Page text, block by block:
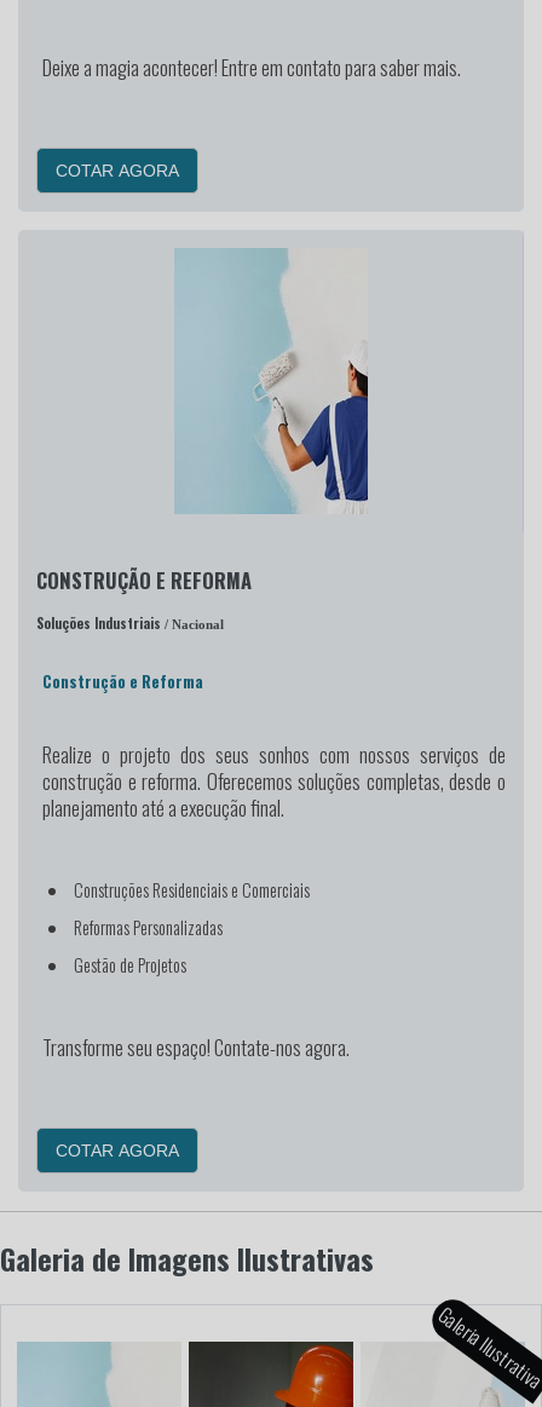
Deixe a magia acontecer! Entre em contato para saber mais.
COTAR AGORA
CONSTRUÇÃO E REFORMA
Soluções Industriais / Nacional
Construção e Reforma
Realize o projeto dos seus sonhos com nossos serviços de
construção e reforma. Oferecemos soluções completas, desde o
planejamento até a execução final.
Construções Residenciais e Comerciais
Reformas Personalizadas
Gestão de Projetos
Transforme seu espaço! Contate-nos agora.
COTAR AGORA
Galeria de Imagens Ilustrativas
Galeria